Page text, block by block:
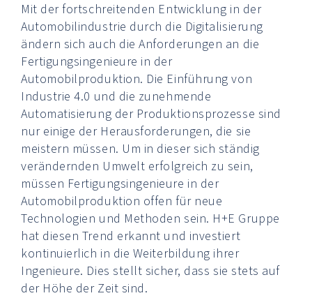
Mit der fortschreitenden Entwicklung in der
Automobilindustrie durch die Digitalisierung
ändern sich auch die Anforderungen an die
Fertigungsingenieure in der
Automobilproduktion. Die Einführung von
Industrie 4.0 und die zunehmende
Automatisierung der Produktionsprozesse sind
nur einige der Herausforderungen, die sie
meistern müssen. Um in dieser sich ständig
verändernden Umwelt erfolgreich zu sein,
müssen Fertigungsingenieure in der
Automobilproduktion offen für neue
Technologien und Methoden sein. H+E Gruppe
hat diesen Trend erkannt und investiert
kontinuierlich in die Weiterbildung ihrer
Ingenieure. Dies stellt sicher, dass sie stets auf
der Höhe der Zeit sind.